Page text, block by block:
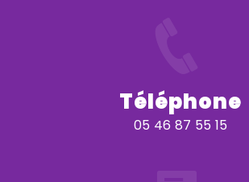
Téléphone
05 46 87 55 15